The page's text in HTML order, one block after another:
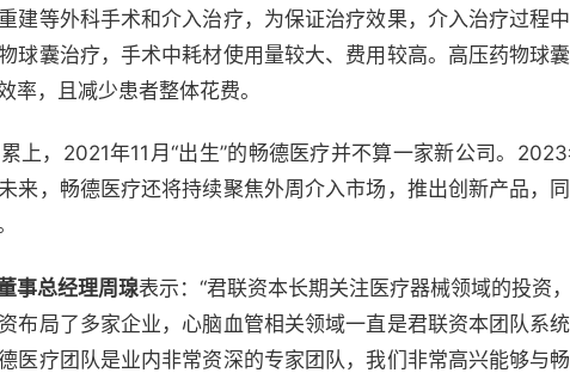
建等外科手术和介入治疗，为保证治疗效果，介入治疗过程
球囊治疗，手术中耗材使用量较大、费用较高。高压药物球
率，且减少患者整体花费。
上，2021年11月“出生”的畅德医疗并不算一家新公司。
来，畅德医疗还将持续聚焦外周介入市场，推出创新产品，
事总经理周瑔表示：“君联资本长期关注医疗器械领域的投资
布局了多家企业，心脑血管相关领域一直是君联资本团队系
医疗团队是业内非常资深的专家团队，我们非常高兴能够与